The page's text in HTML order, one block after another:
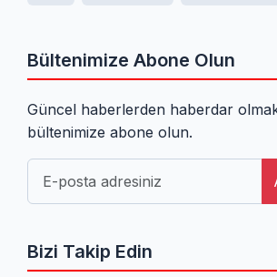
Bültenimize Abone Olun
Güncel haberlerden haberdar
bültenimize abone olun.
Bizi Takip Edin